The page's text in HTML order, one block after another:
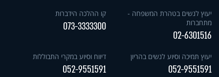
יעוץ לנשים בטהרת המשפחה -
מתחברות
02-6301516
קו ההלכה הידברות
073-3333300
יעוץ תמיכה וסיוע לנשים בהריון
052-9551591
דיווח וסיוע במקרי התבוללות
052-9551591